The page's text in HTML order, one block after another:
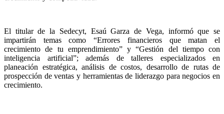
El titular de la Sedecyt, Esaú Garza de Vega, informó que se
impartirán temas como “Errores financieros que matan el
crecimiento de tu emprendimiento” y “Gestión del tiempo con
inteligencia artificial”; además de talleres especializados en
planeación estratégica, análisis de costos, desarrollo de rutas de
prospección de ventas y herramientas de liderazgo para negocios en
crecimiento.